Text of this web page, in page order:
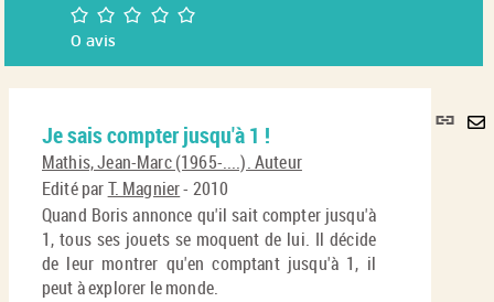
/5
0avis
Lien
Je sais compter jusqu'à 1 !
Mathis, Jean-Marc (1965-....). Auteur
Edité parT. Magnier- 2010
Quand Boris annonce qu'il sait compter jusqu'à
1, tous ses jouets se moquent de lui. Il décide
de leur montrer qu'en comptant jusqu'à 1, il
peut à explorer le monde.